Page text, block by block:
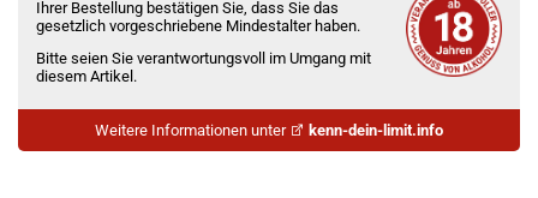
Vsticking VIY 1,8ml 750mAh Pod System Kit Rose Gold
Ihrer Bestellung bestätigen Sie, dass Sie das
gesetzlich vorgeschriebene Mindestalter haben.
Bitte seien Sie verantwortungsvoll im Umgang mit
diesem Artikel.
Weitere Informationen unter kenn-dein-limit.info